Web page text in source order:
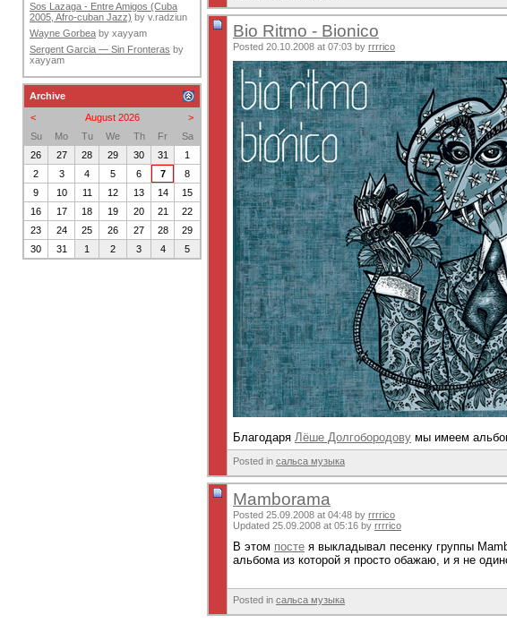
Bio Ritmo - Bionico
Posted 20.10.2008 at 07:03 by rrrrico
Благодаря Лёше Долгобородову мы имеем
Posted in сальса музыка
Mamborama
Posted 25.09.2008 at 04:48 by rrrrico
Updated 25.09.2008 at 05:16 by rrrrico
В этом посте я выкладывал песенку группы
альбома из которой я просто обажаю, и я не
Posted in сальса музыка
Sos Lazaga - Entre Amigos (Cuba
2005, Afro-cuban Jazz) by v.radziun
Wayne Gorbea by xayyam
Sergent Garcia — Sin Fronteras by
xayyam
Archive
<
>
August 2026
Su
Mo Tu We Th Fr
Sa
26
27 28 29 30 31
1
2
3 4 5 6 7
8
9
10 11 12 13 14
15
16
17 18 19 20 21
22
23
24 25 26 27 28
29
30
31 1 2 3 4 5